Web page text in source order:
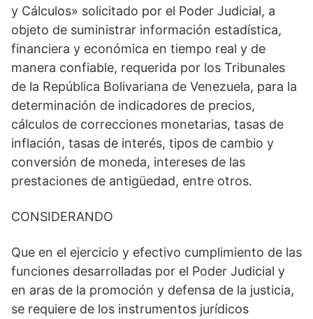
y Cálculos» solicitado por el Poder Judicial, a
objeto de suministrar información estadística,
financiera y económica en tiempo real y de
manera confiable, requerida por los Tribunales
de la República Bolivariana de Venezuela, para la
determinación de indicadores de precios,
cálculos de correcciones monetarias, tasas de
inflación, tasas de interés, tipos de cambio y
conversión de moneda, intereses de las
prestaciones de antigüedad, entre otros.
CONSIDERANDO
Que en el ejercicio y efectivo cumplimiento de las
funciones desarrolladas por el Poder Judicial y
en aras de la promoción y defensa de la justicia,
se requiere de los instrumentos jurídicos